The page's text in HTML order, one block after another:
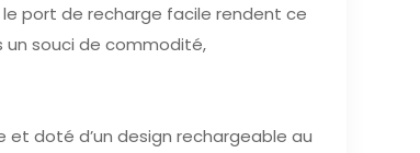
port de recharge facile rendent ce
souci de commodité,
doté d’un design rechargeable au